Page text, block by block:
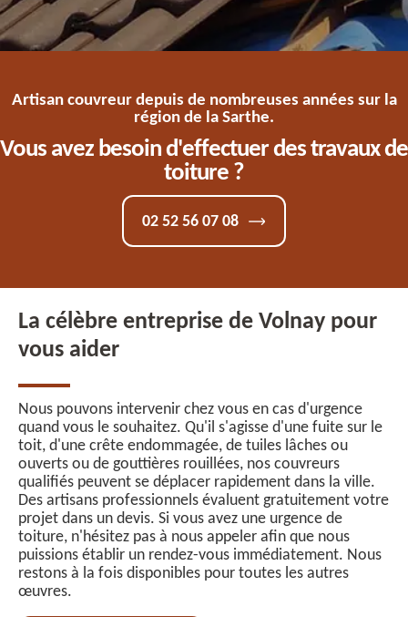
Artisan couvreur depuis de nombreuses années sur la
région de la Sarthe.
Vous avez besoin d'effectuer des travaux de
toiture ?
02 52 56 07 08
La célèbre entreprise de Volnay pour
vous aider
Nous pouvons intervenir chez vous en cas d'urgence
quand vous le souhaitez. Qu'il s'agisse d'une fuite sur le
toit, d'une crête endommagée, de tuiles lâches ou
ouverts ou de gouttières rouillées, nos couvreurs
qualifiés peuvent se déplacer rapidement dans la ville.
Des artisans professionnels évaluent gratuitement votre
projet dans un devis. Si vous avez une urgence de
toiture, n'hésitez pas à nous appeler afin que nous
puissions établir un rendez-vous immédiatement. Nous
restons à la fois disponibles pour toutes les autres
œuvres.